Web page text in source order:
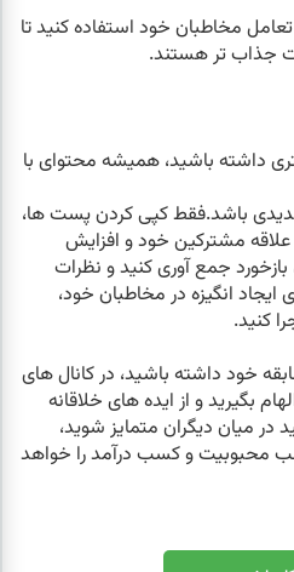
تعامل مخاطبان خود استفاده کنید تا
جذاب تر هستند.
داشته باشید، همیشه محتوای با
باشد.فقط کپی کردن پست ها،
علاقه مشترکین خود و افزایش
بازخورد جمع آوری کنید و نظرات
ایجاد انگیزه در مخاطبان خود،
کنید.
خود داشته باشید، در کانال های
بگیرید و از ایده های خلاقانه
در میان دیگران متمایز شوید،
محبوبیت و کسب درآمد را خواهد